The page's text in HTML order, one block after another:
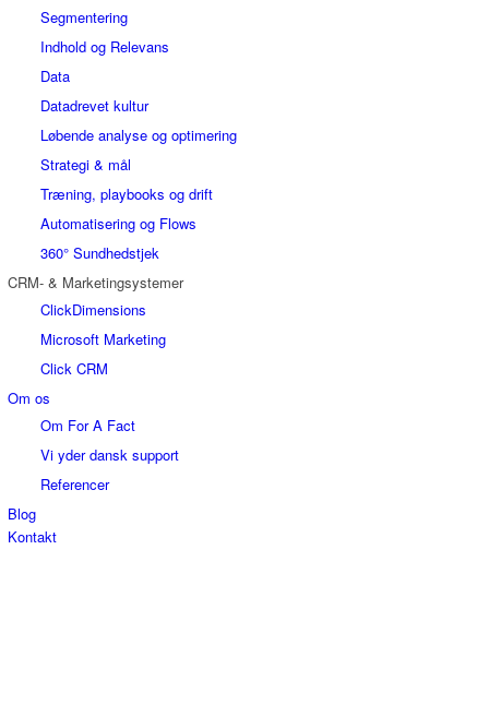
Segmentering
Indhold og Relevans
Data
Datadrevet kultur
Løbende analyse og optimering
Strategi & mål
Træning, playbooks og drift
Automatisering og Flows
360° Sundhedstjek
CRM- & Marketingsystemer
ClickDimensions
Microsoft Marketing
Click CRM
Om os
Om For A Fact
Vi yder dansk support
Referencer
Blog
Kontakt